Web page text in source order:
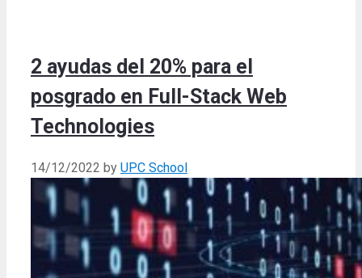
2 ayudas del 20% para el
posgrado en Full-Stack Web
Technologies
14/12/2022 by UPC School